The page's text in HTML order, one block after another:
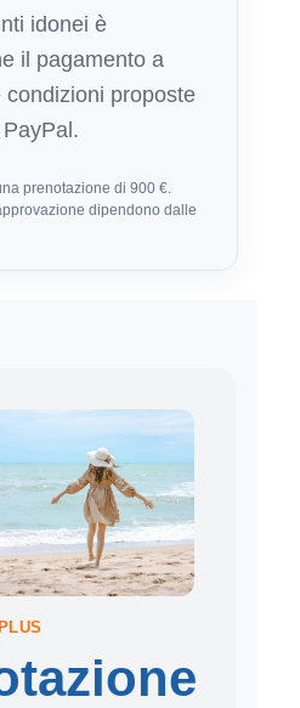
idonei è
il pagamento a
condizioni proposte
prenotazione di 900 €.
dipendono dalle